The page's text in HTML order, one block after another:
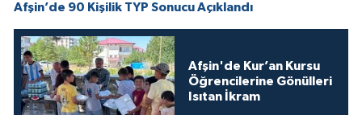
Afşin’de 90 Kişilik TYP Sonucu Açıklandı
Afşin'de Kur’an Kursu
Öğrencilerine Gönülleri
Isıtan İkram